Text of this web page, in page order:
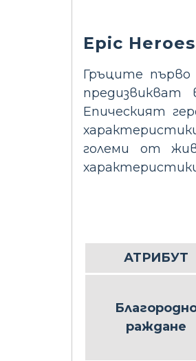
Epic
Гръците първо
предизвикват
Епическият
големи от
АТРИБУТ
раждане